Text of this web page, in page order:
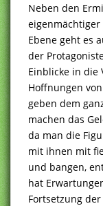
Neben den
eigenmächtiger
Ebene geht es
der
Einblicke in die
Hoffnungen
geben dem
machen das
da man die
mit ihnen mit
und bangen,
hat
Fortsetzung